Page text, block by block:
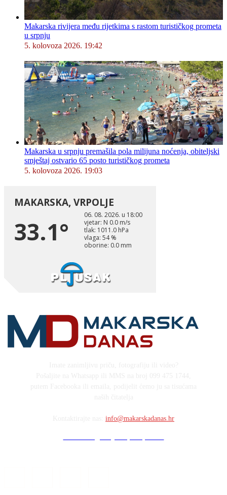
Makarska rivijera među rijetkima s rastom turističkog prometa
u srpnju
5. kolovoza 2026. 19:42
Makarska u srpnju premašila pola milijuna noćenja, obiteljski
smještaj ostvario 65 posto turističkog prometa
5. kolovoza 2026. 19:03
info@makarskadanas.hr